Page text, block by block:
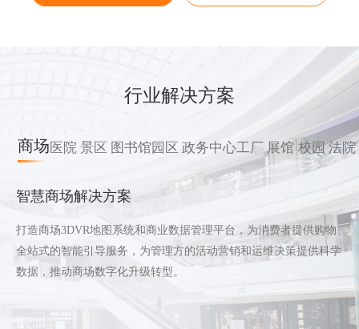
行业解决方案
商场医院 景区 图书馆园区 政务中心工厂 展馆 校园 法院
智慧商场解决方案
打造商场3DVR地图系统和商业数据管理平台，为消费者提供购物
全站式的智能引导服务，为管理方的活动营销和运维决策提供科学
数据，推动商场数字化升级转型。